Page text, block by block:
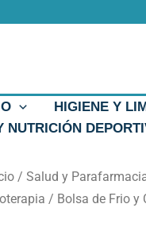
HIGIENE Y
NUTRICIÓN
/Salud y
/ Bolsa de Frio y